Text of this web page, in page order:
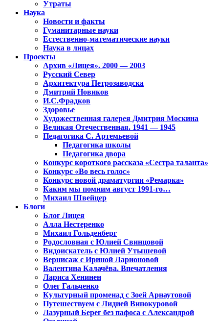
Утраты
Наука
Новости и факты
Гуманитарные науки
Естественно-математические науки
Наука в лицах
Проекты
Архив «Лицея». 2000 — 2003
Русский Север
Архитектура Петрозаводска
Дмитрий Новиков
И.С.Фрадков
Здоровье
Художественная галерея Дмитрия Москина
Великая Отечественная. 1941 — 1945
Педагогика С. Артемьевой
Педагогика школы
Педагогика двора
Конкурс короткого рассказа «Сестра таланта»
Конкурс «Во весь голос»
Конкурс новой драматургии «Ремарка»
Каким мы помним август 1991-го…
Михаил Швейцер
Блоги
Блог Лицея
Алла Нестеренко
Михаил Гольденберг
Родословная с Юлией Свинцовой
Видоискатель с Юлией Утышевой
Вернисаж с Ириной Ларионовой
Валентина Калачёва. Впечатления
Лариса Хенинен
Олег Гальченко
Культурный променад с Зоей Арнаутовой
Путешествуем с Лидией Винокуровой
Лазурный Берег без пафоса с Александрой